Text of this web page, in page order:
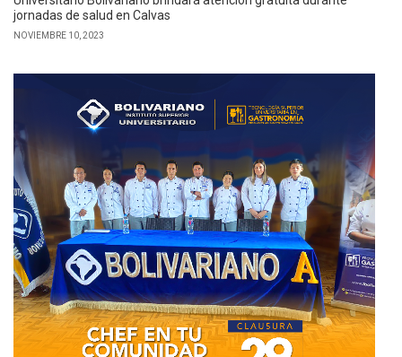
jornadas de salud en Calvas
NOVIEMBRE 10, 2023